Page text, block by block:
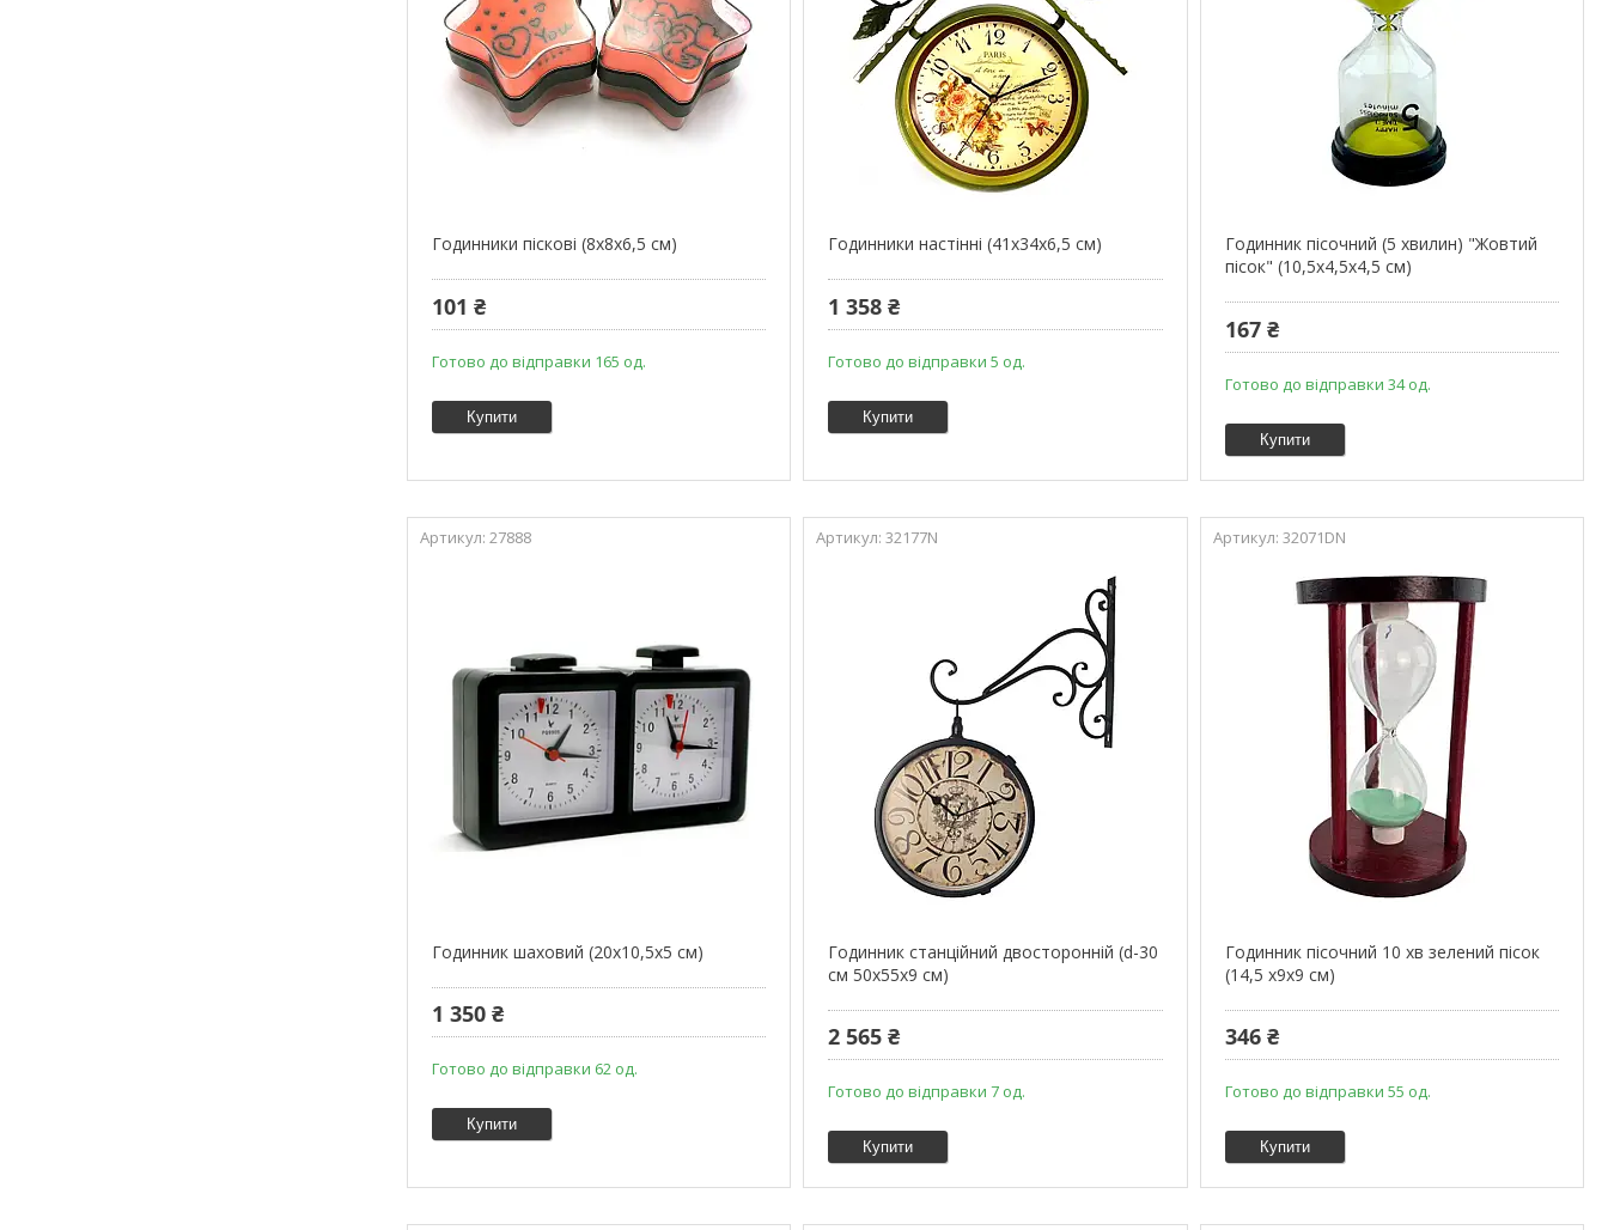
Годинники піскові (8х8х6,5 см)
101 ₴
Готово до відправки 165 од.
Купити
Годинники настінні (41х34х6,5 см)
1 358 ₴
Готово до відправки 5 од.
Купити
Годинник пісочний (5 хвилин) "Жовтий
пісок" (10,5х4,5х4,5 см)
167 ₴
Готово до відправки 34 од.
Купити
27888
Годинник шаховий (20х10,5х5 см)
1 350 ₴
Готово до відправки 62 од.
Купити
32177N
Годинник станційний двосторонній (d-30
см 50х55х9 см)
2 565 ₴
Готово до відправки 7 од.
Купити
32071DN
Годинник пісочний 10 хв зелений пісок
(14,5 х9х9 см)
346 ₴
Готово до відправки 55 од.
Купити